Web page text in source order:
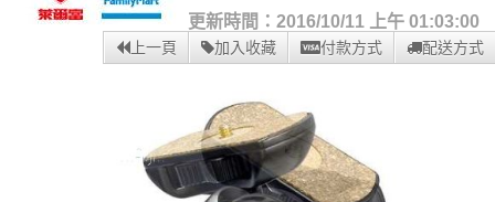
更新時間：2016/10/11 上午 01:03:00
上一頁 加入收藏 付款方式 配送方式